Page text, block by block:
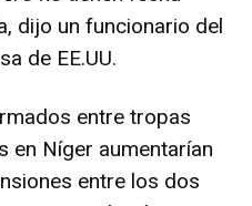
dijo un funcionario del
de EE.UU.
entre tropas
en Níger aumentarían
entre los dos